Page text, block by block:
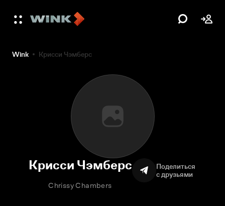
Wink Крисси Чэмберс
Крисси Чэмберс
Chrissy Chambers
Поделиться
с друзьями